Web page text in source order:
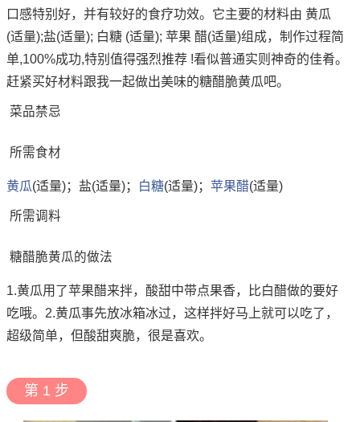
口感特别好，并有较好的食疗功效。它主要的材料由 黄瓜
(适量);盐(适量); 白糖 (适量); 苹果 醋(适量)组成，制作过程简
单,100%成功,特别值得强烈推荐 !看似普通实则神奇的佳肴。
赶紧买好材料跟我一起做出美味的糖醋脆黄瓜吧。
菜品禁忌
所需食材
黄瓜(适量)；盐(适量)； 白糖(适量)； 苹果醋(适量)
所需调料
糖醋脆黄瓜的做法
1.黄瓜用了苹果醋来拌，酸甜中带点果香，比白醋做的要好
吃哦。2.黄瓜事先放冰箱冰过，这样拌好马上就可以吃了，
超级简单，但酸甜爽脆，很是喜欢。
第 1 步